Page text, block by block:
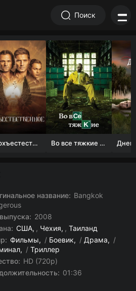
Поиск
Сверхъестественное Во все тяжкие 1-5 сезон
название: Bangkok
2008
США , Чехия , Таиланд
Фильмы / Боевик / Драма
/
/ Триллер
HD (720p)
01:36